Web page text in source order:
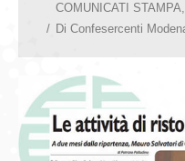
COMUNICATI STAMPA,
Di Confesercenti